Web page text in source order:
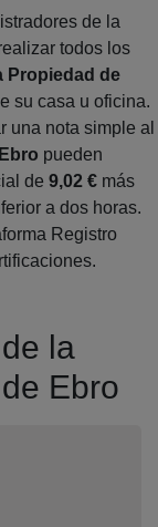
de la
todos los
Propiedad de
su casa u oficina.
una nota simple al
pueden
de 9,02 € más
a dos horas.
Registro
la
Ebro